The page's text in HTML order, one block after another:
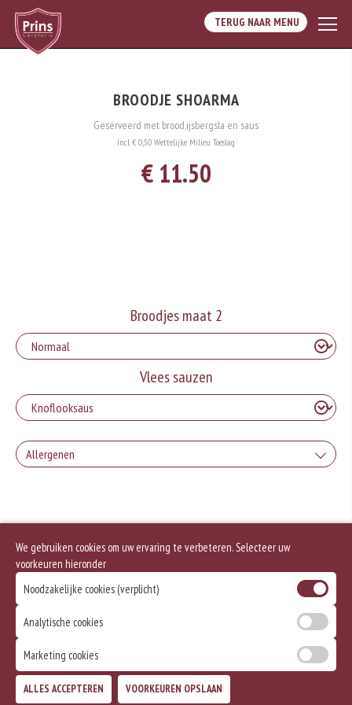
TERUG NAAR MENU
BROODJE SHOARMA
Geserveerd met brood,ijsbergsla en saus
Incl. € 0,50 Wettelijke Milieu Toeslag
€ 11.50
Broodjes maat 2
Vlees sauzen
Allergenen
We gebruiken cookies om uw ervaring te verbeteren. Selecteer uw
voorkeuren hieronder
Noodzakelijke cookies (verplicht)
Analytische cookies
Marketing cookies
ALLES ACCEPTEREN VOORKEUREN OPSLAAN